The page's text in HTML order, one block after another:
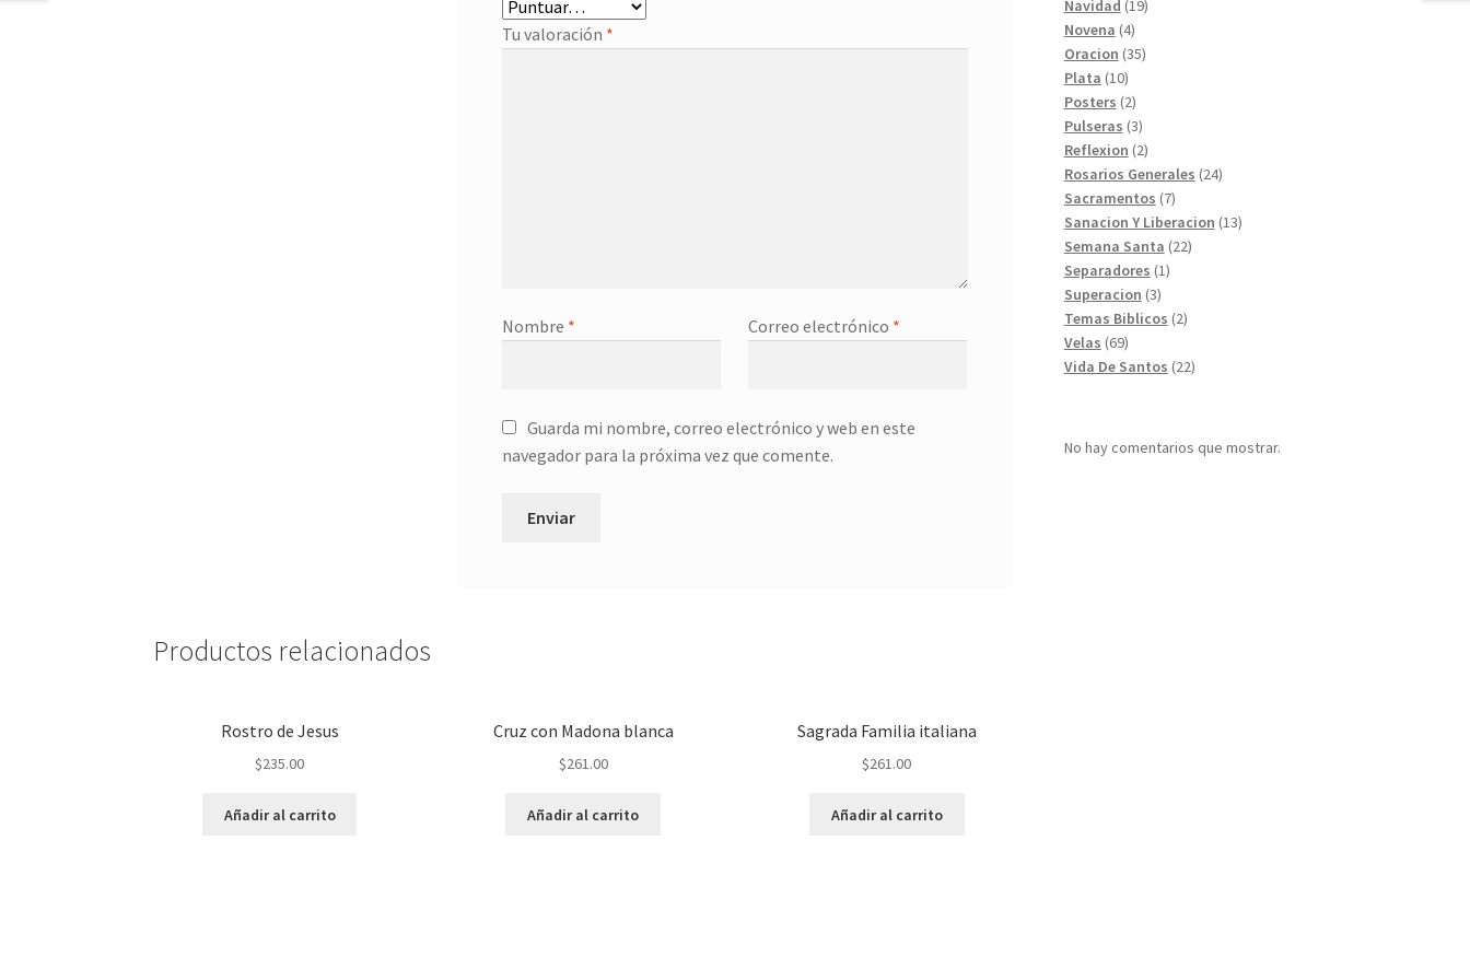
Tu valoración *
Nombre * Correo electrónico *
Guarda mi nombre, correo electrónico y web en este
navegador para la próxima vez que comente.
Productos relacionados
Rostro de Jesus
$235.00
Añadir al carrito
Cruz con Madona blanca
$261.00
Añadir al carrito
Sagrada Familia italiana
$261.00
Añadir al carrito
productos
Navidad 1919
Novena 44
productos
Oracion 3535
Plata 1010
productos
Posters 22
productos
Pulseras 33
productos
Reflexion 22
productos
Rosarios Generales 2424
Sacramentos 77
productos
Sanacion Y Liberacion 1313
Semana Santa 2222
Separadores 11
Superacion 33
productos
Temas Biblicos 22
Velas 6969
productos
Vida De Santos 2222
No hay comentarios que mostrar.